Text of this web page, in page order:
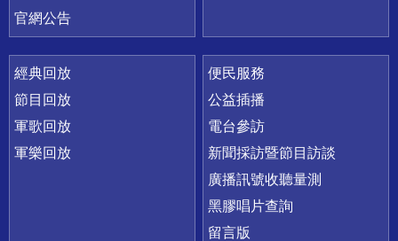
官網公告
經典回放
節目回放
軍歌回放
軍樂回放
便民服務
公益插播
電台參訪
新聞採訪暨節目訪談
廣播訊號收聽量測
黑膠唱片查詢
留言版